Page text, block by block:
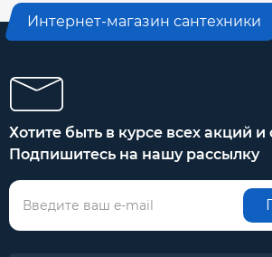
Интернет-магазин сантехники
Хотите быть в курсе всех акций и
Подпишитесь на нашу рассылку